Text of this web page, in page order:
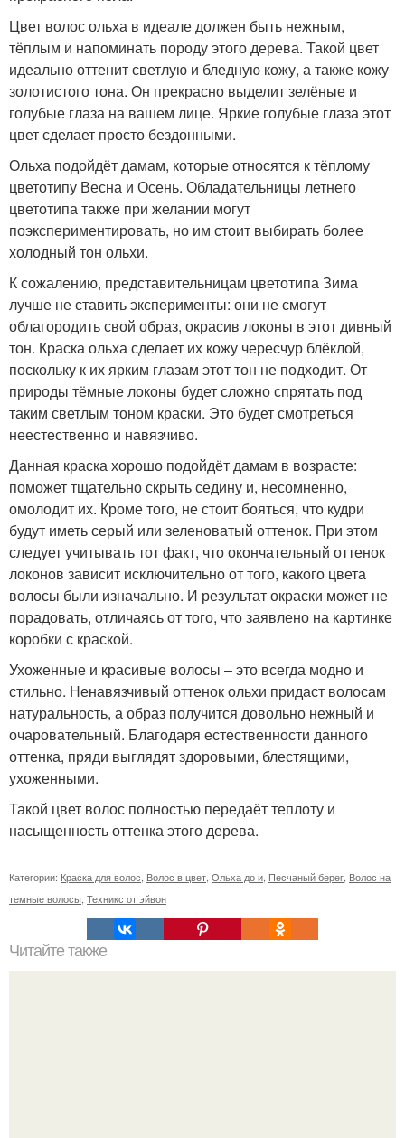
Цвет волос ольха в идеале должен быть нежным,
тёплым и напоминать породу этого дерева. Такой цвет
идеально оттенит светлую и бледную кожу, а также кожу
золотистого тона. Он прекрасно выделит зелёные и
голубые глаза на вашем лице. Яркие голубые глаза этот
цвет сделает просто бездонными.
Ольха подойдёт дамам, которые относятся к тёплому
цветотипу Весна и Осень. Обладательницы летнего
цветотипа также при желании могут
поэкспериментировать, но им стоит выбирать более
холодный тон ольхи.
К сожалению, представительницам цветотипа Зима
лучше не ставить эксперименты: они не смогут
облагородить свой образ, окрасив локоны в этот дивный
тон. Краска ольха сделает их кожу чересчур блёклой,
поскольку к их ярким глазам этот тон не подходит. От
природы тёмные локоны будет сложно спрятать под
таким светлым тоном краски. Это будет смотреться
неестественно и навязчиво.
Данная краска хорошо подойдёт дамам в возрасте:
поможет тщательно скрыть седину и, несомненно,
омолодит их. Кроме того, не стоит бояться, что кудри
будут иметь серый или зеленоватый оттенок. При этом
следует учитывать тот факт, что окончательный оттенок
локонов зависит исключительно от того, какого цвета
волосы были изначально. И результат окраски может не
порадовать, отличаясь от того, что заявлено на картинке
коробки с краской.
Ухоженные и красивые волосы – это всегда модно и
стильно. Ненавязчивый оттенок ольхи придаст волосам
натуральность, а образ получится довольно нежный и
очаровательный. Благодаря естественности данного
оттенка, пряди выглядят здоровыми, блестящими,
ухоженными.
Такой цвет волос полностью передаёт теплоту и
насыщенность оттенка этого дерева.
Категории: Краска для волос, Волос в цвет, Ольха до и, Песчаный берег, Волос на
темные волосы, Техникс от эйвон
Читайте также